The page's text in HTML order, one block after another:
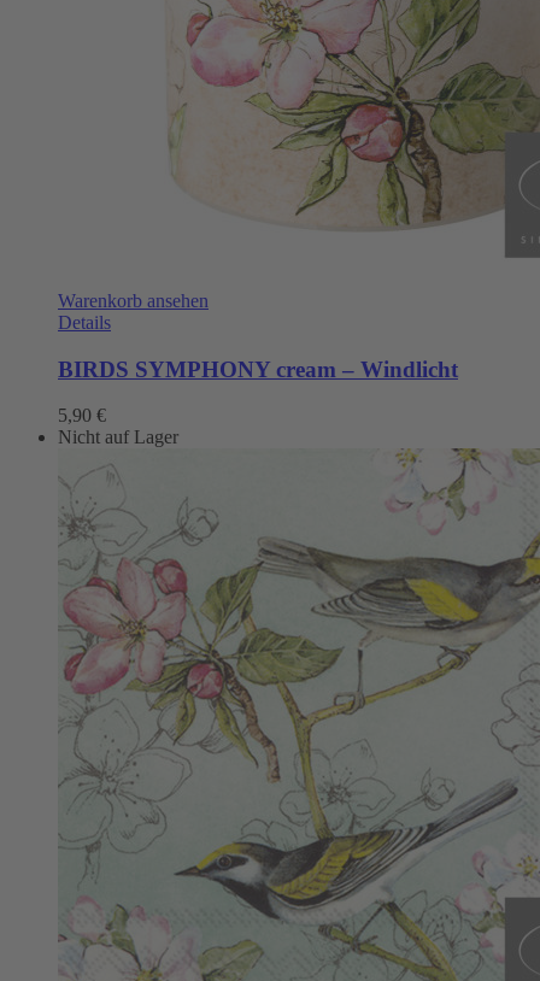
Warenkorb ansehen
Details
BIRDS SYMPHONY cream – Windlicht
5,90 €
Nicht auf Lager